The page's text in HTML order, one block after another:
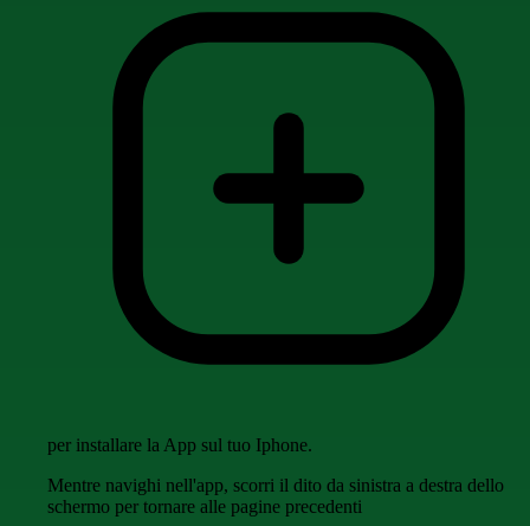
per installare la App sul tuo Iphone.
Mentre navighi nell'app, scorri il dito da sinistra a destra dello
schermo per tornare alle pagine precedenti